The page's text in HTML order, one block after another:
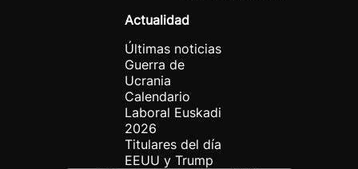
Actualidad
Últimas noticias
Guerra de
Ucrania
Calendario
Laboral Euskadi
2026
Titulares del día
EEUU y Trump